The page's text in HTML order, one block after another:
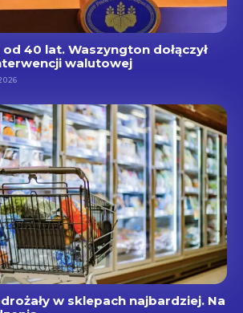
od 40 lat. Waszyngton dołączył
walutowej
w sklepach najbardziej. Na